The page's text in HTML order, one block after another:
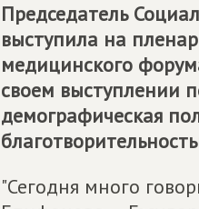
Председатель
выступила на
медицинского
своем выступлении
демографическая
"Сегодня много